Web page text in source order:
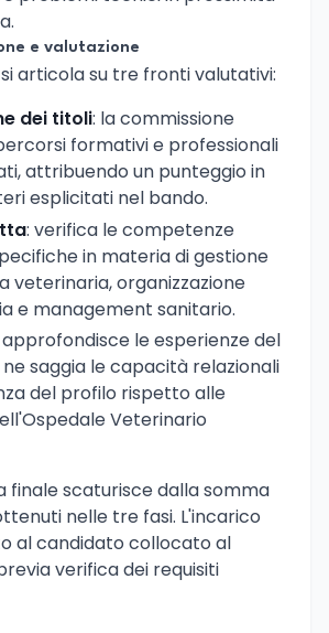
e valutazione
articola su tre fronti valutativi:
dei titoli: la commissione
formativi e professionali
attribuendo un punteggio in
esplicitati nel bando.
: verifica le competenze
in materia di gestione
veterinaria, organizzazione
e management sanitario.
approfondisce le esperienze del
saggia le capacità relazionali
del profilo rispetto alle
Veterinario
finale scaturisce dalla somma
nelle tre fasi. L'incarico
al candidato collocato al
verifica dei requisiti